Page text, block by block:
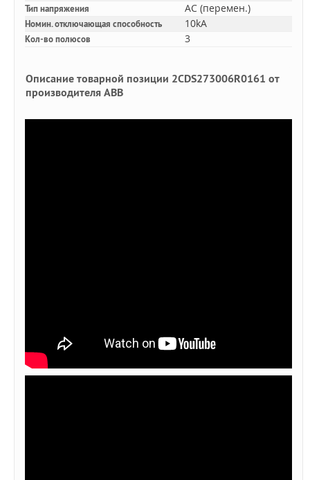
Тип напряжения AC (перемен.)
Номин. отключающая способность 10kA
Кол-во полюсов 3
Описание товарной позиции 2CDS273006R0161 от
производителя ABB